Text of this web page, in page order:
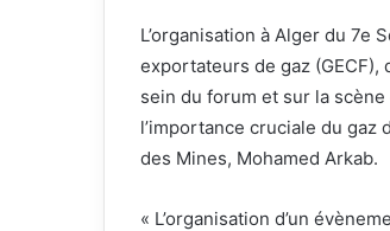
L’organisation à Alger du 7e
exportateurs de gaz
sein du forum et sur la
l’importance cruciale du gaz
des Mines, Mohamed Arkab.
« L’organisation d’un